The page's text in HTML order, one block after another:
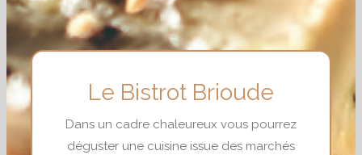
Le Bistrot Brioude
Dans un cadre chaleureux vous pourrez
déguster une cuisine issue des marchés